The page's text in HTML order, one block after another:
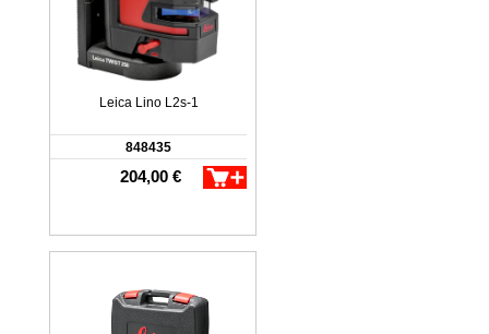
Leica Lino L2s-1
848435
204,00 €